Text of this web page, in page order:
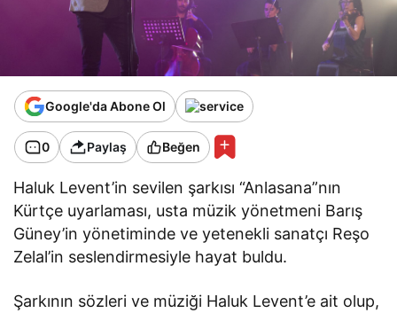
Google'da Abone Ol
0 Paylaş Beğen
Haluk Levent’in sevilen şarkısı “Anlasana”nın
Kürtçe uyarlaması, usta müzik yönetmeni Barış
Güney’in yönetiminde ve yetenekli sanatçı Reşo
Zelal’in seslendirmesiyle hayat buldu.
Şarkının sözleri ve müziği Haluk Levent’e ait olup,